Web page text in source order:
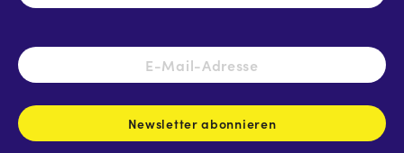
E-
Mail-
Newsletter abonnieren